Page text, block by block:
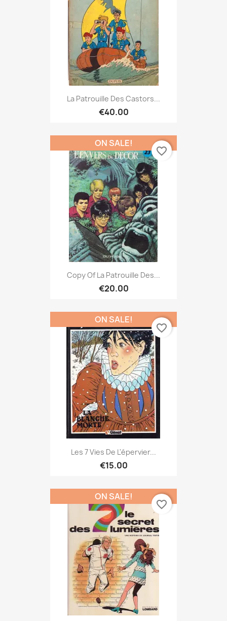
La Patrouille Des Castors...
€40.00
Copy Of La Patrouille Des...
€20.00
ON SALE!
favorite_border
Les 7 Vies De L'épervier...
€15.00
ON SALE!
favorite_border
ON SALE!
favorite_border